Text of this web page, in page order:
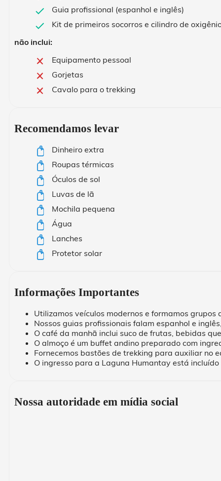
Guia profissional (espanhol e inglês)
Kit de primeiros socorros e cilindro de
não inclui:
Equipamento pessoal
Gorjetas
Cavalo para o trekking
Recomendamos levar
Dinheiro extra
Roupas térmicas
Óculos de sol
Luvas de lã
Mochila pequena
Água
Lanches
Protetor solar
Informações Importantes
Utilizamos veículos modernos e formamos
Nossos guias profissionais falam espanhol e
O café da manhã inclui suco de frutas, bebidas
O almoço é um buffet andino preparado com
Fornecemos bastões de trekking para auxiliar no
O ingresso para a Laguna Humantay está
Nossa autoridade em mídia social